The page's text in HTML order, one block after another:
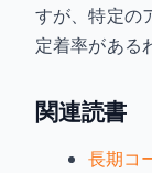
すが、特定の
定着率がある
関連読書
長期コ